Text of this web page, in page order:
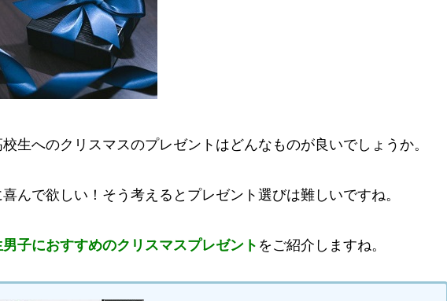
生へのクリスマスのプレゼントはどんなものが良いでしょうか。
んで欲しい！そう考えるとプレゼント選びは難しいですね。
子におすすめのクリスマスプレゼント をご紹介しますね。